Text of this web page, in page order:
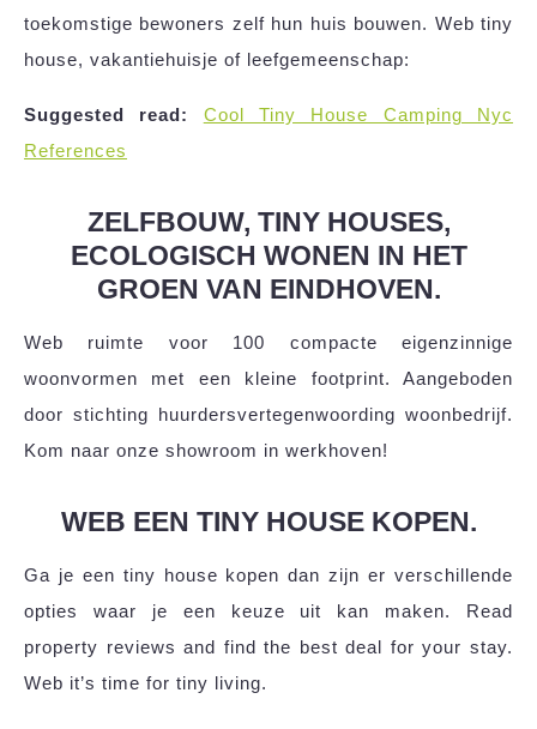
toekomstige bewoners zelf hun huis bouwen. Web tiny
house, vakantiehuisje of leefgemeenschap:
Suggested read:
Cool Tiny House Camping Nyc
References
ZELFBOUW, TINY HOUSES,
ECOLOGISCH WONEN IN HET
GROEN VAN EINDHOVEN.
Web ruimte voor 100 compacte eigenzinnige
woonvormen met een kleine footprint. Aangeboden
door stichting huurdersvertegenwoording woonbedrijf.
Kom naar onze showroom in werkhoven!
WEB EEN TINY HOUSE KOPEN.
Ga je een tiny house kopen dan zijn er verschillende
opties waar je een keuze uit kan maken. Read
property reviews and find the best deal for your stay.
Web it’s time for tiny living.